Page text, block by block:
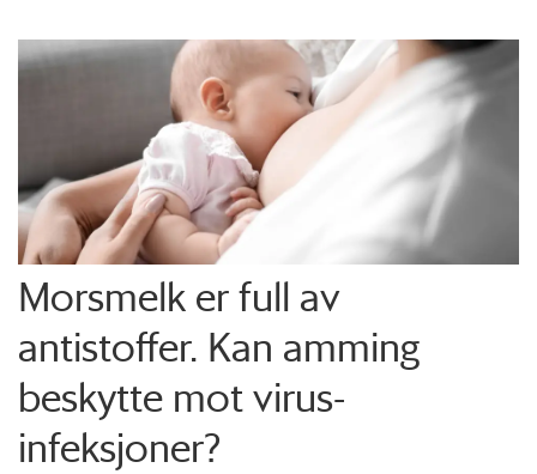
Morsmelk er full av
antistoffer. Kan amming
beskytte mot virus-
infeksjoner?